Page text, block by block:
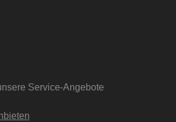
Service-Angebote